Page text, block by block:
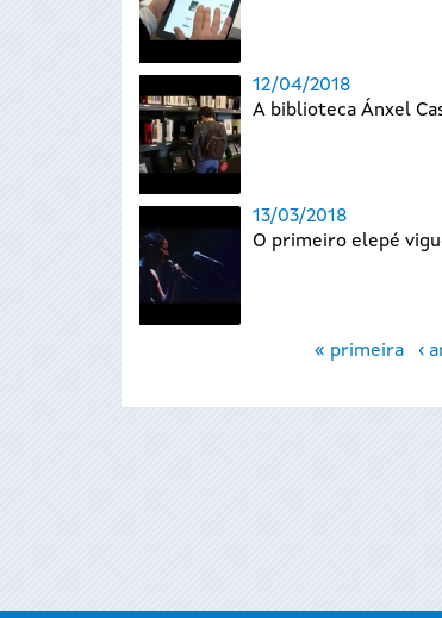
12/04/2018
A biblioteca Ánxel
13/03/2018
O primeiro elepé
« primeira ‹